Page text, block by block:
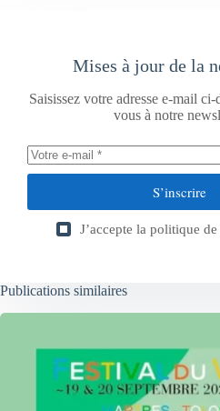
Mises à jour de la
Saisissez votre adresse e-mail ci-
vous à notre
S’inscrire
J’accepte la politique
Publications similaires